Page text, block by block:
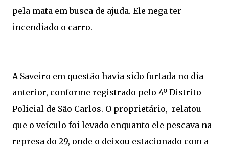
pela mata em busca de ajuda. Ele nega ter
incendiado o carro.
A Saveiro em questão havia sido furtada no dia
anterior, conforme registrado pelo 4º Distrito
Policial de São Carlos. O proprietário, relatou
que o veículo foi levado enquanto ele pescava na
represa do 29, onde o deixou estacionado com a